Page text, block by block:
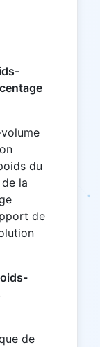
du
la
de
de